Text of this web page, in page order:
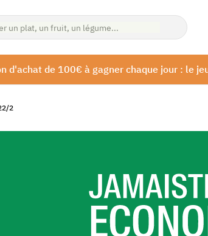
d'achat de 100€ à gagner chaque jour : le
2